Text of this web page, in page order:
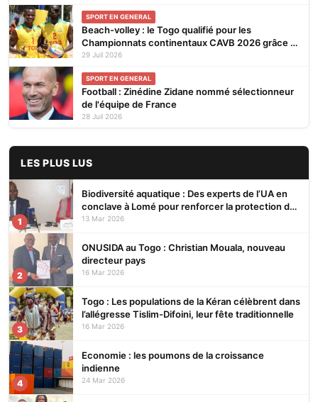
SPORT EN GENERAL
Beach-volley : le Togo qualifié pour les
Championnats continentaux CAVB 2026 grâce à
son ranking
29 Juil 2026
SPORT EN GENERAL
Football : Zinédine Zidane nommé sélectionneur
de l'équipe de France
28 Juil 2026
LES PLUS LUS
1
Biodiversité aquatique : Des experts de l’UA en
conclave à Lomé pour renforcer la protection des
écosystèmes
13 Mar 2026
2
ONUSIDA au Togo : Christian Mouala, nouveau
directeur pays
16 Mar 2026
3
Togo : Les populations de la Kéran célèbrent dans
l’allégresse Tislim-Difoini, leur fête traditionnelle
16 Mar 2026
4
Economie : les poumons de la croissance
indienne
24 Mar 2026